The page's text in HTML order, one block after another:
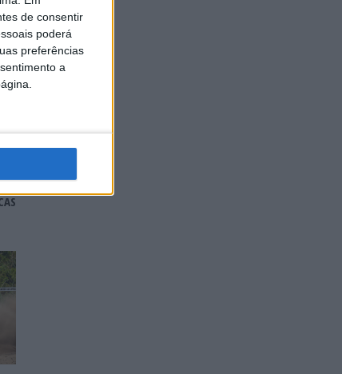
de consentir
poderá
preferências
a